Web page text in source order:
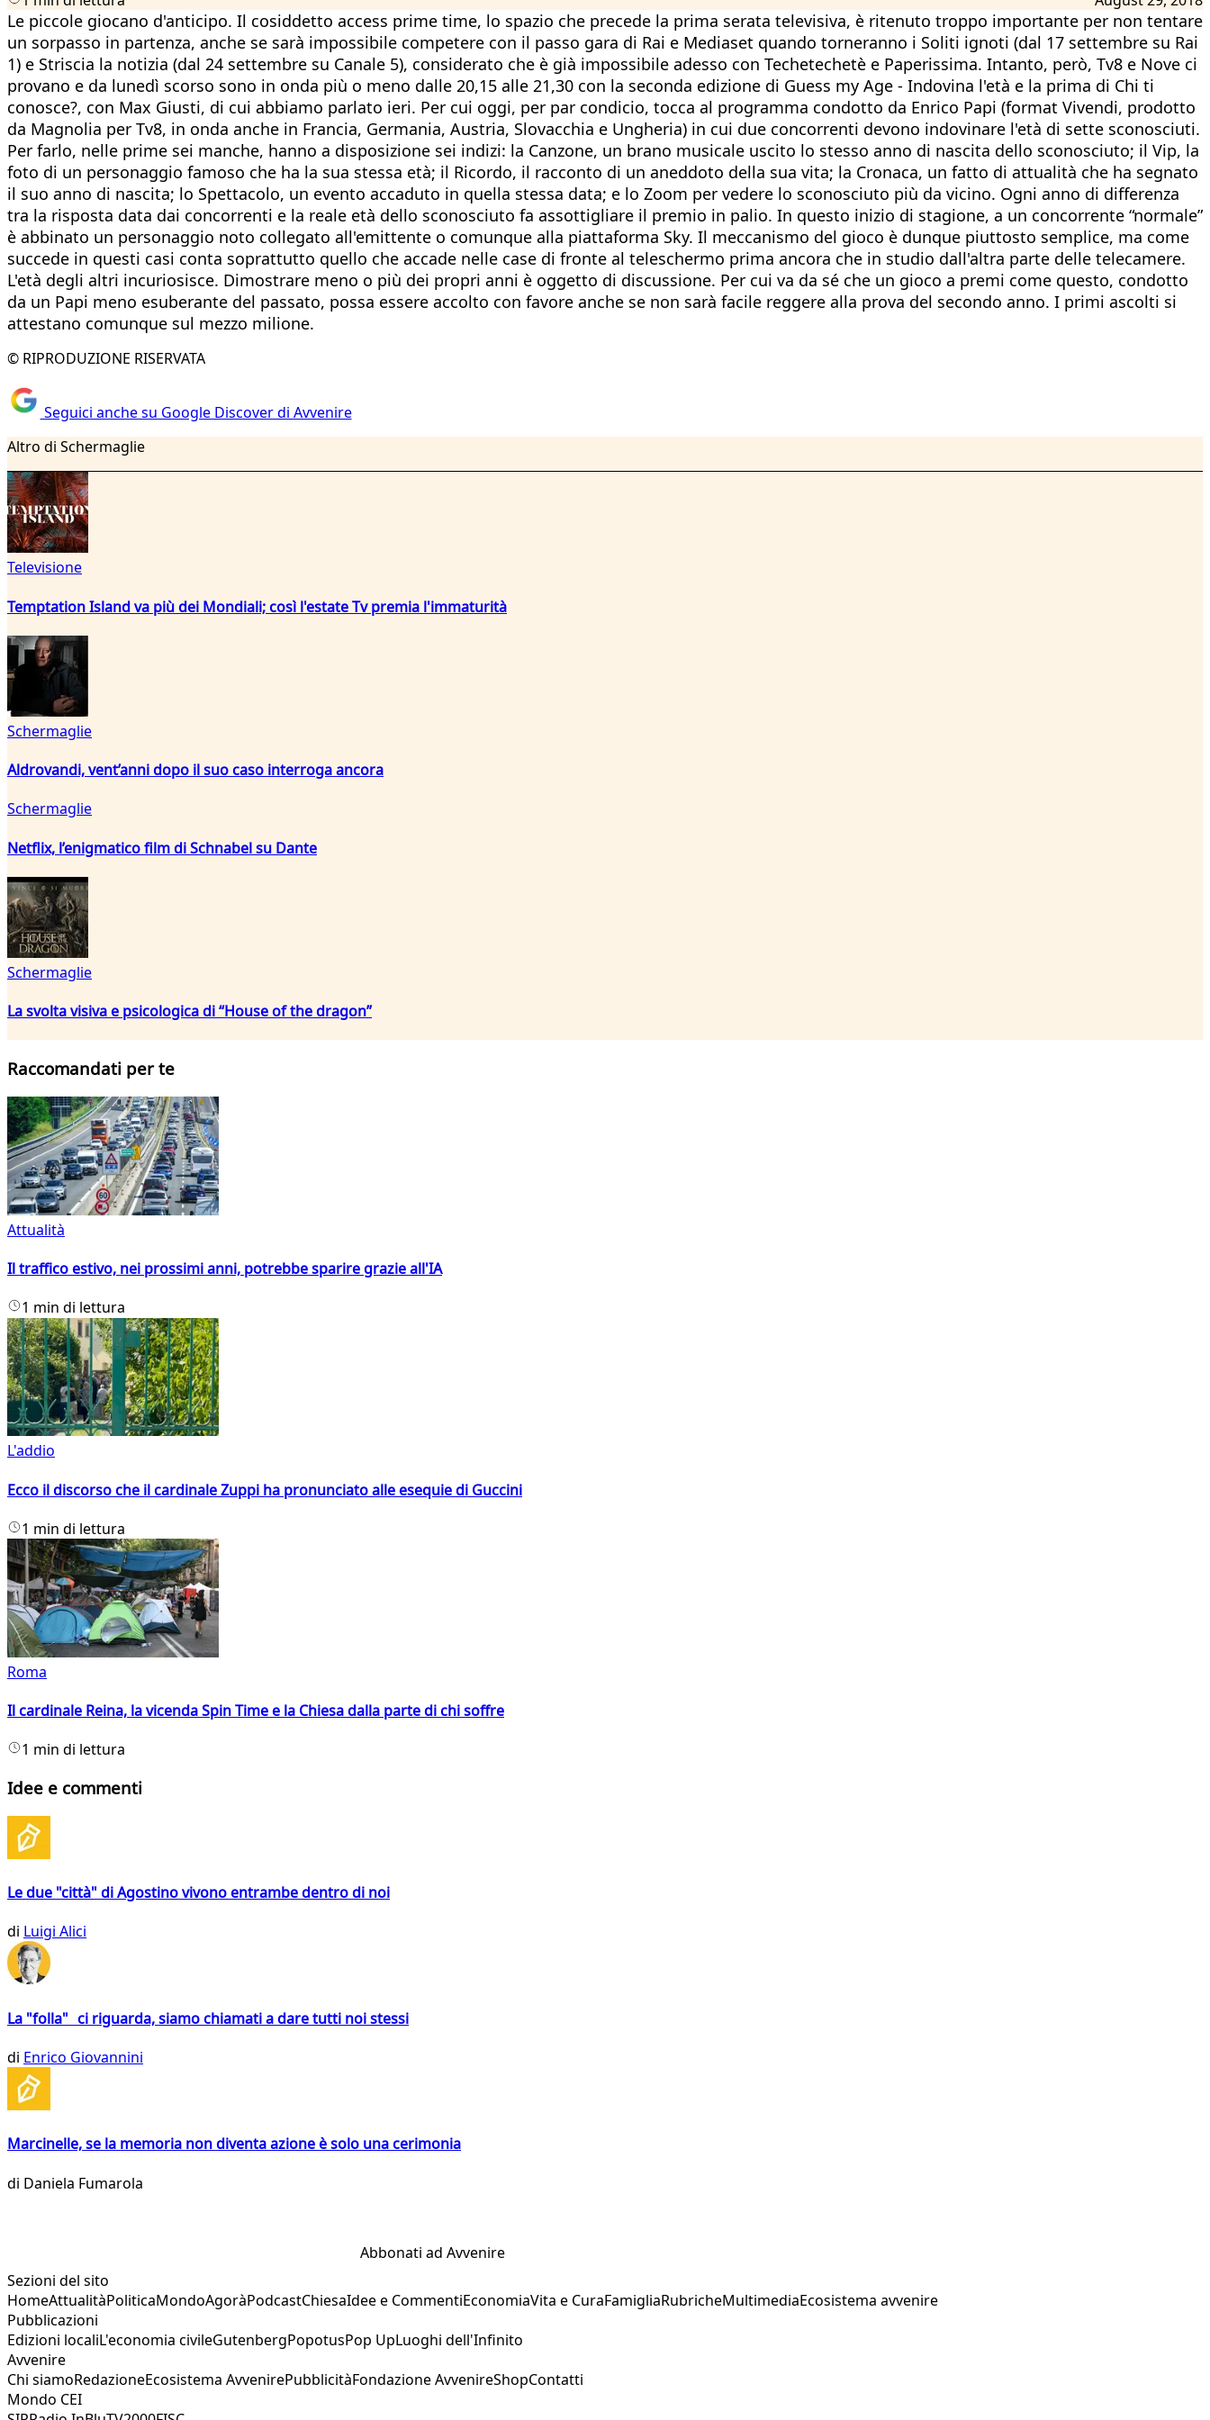
Le piccole giocano d'anticipo. Il cosiddetto access prime time, lo spazio che precede la prima serata televisiva, è ritenuto troppo importante per non tentare
un sorpasso in partenza, anche se sarà impossibile competere con il passo gara di Rai e Mediaset quando torneranno i Soliti ignoti (dal 17 settembre su Rai
1) e Striscia la notizia (dal 24 settembre su Canale 5), considerato che è già impossibile adesso con Techetechetè e Paperissima. Intanto, però, Tv8 e Nove ci
provano e da lunedì scorso sono in onda più o meno dalle 20,15 alle 21,30 con la seconda edizione di Guess my Age - Indovina l'età e la prima di Chi ti
conosce?, con Max Giusti, di cui abbiamo parlato ieri. Per cui oggi, per par condicio, tocca al programma condotto da Enrico Papi (format Vivendi, prodotto
da Magnolia per Tv8, in onda anche in Francia, Germania, Austria, Slovacchia e Ungheria) in cui due concorrenti devono indovinare l'età di sette sconosciuti.
Per farlo, nelle prime sei manche, hanno a disposizione sei indizi: la Canzone, un brano musicale uscito lo stesso anno di nascita dello sconosciuto; il Vip, la
foto di un personaggio famoso che ha la sua stessa età; il Ricordo, il racconto di un aneddoto della sua vita; la Cronaca, un fatto di attualità che ha segnato
il suo anno di nascita; lo Spettacolo, un evento accaduto in quella stessa data; e lo Zoom per vedere lo sconosciuto più da vicino. Ogni anno di differenza
tra la risposta data dai concorrenti e la reale età dello sconosciuto fa assottigliare il premio in palio. In questo inizio di stagione, a un concorrente “normale”
è abbinato un personaggio noto collegato all'emittente o comunque alla piattaforma Sky. Il meccanismo del gioco è dunque piuttosto semplice, ma come
succede in questi casi conta soprattutto quello che accade nelle case di fronte al teleschermo prima ancora che in studio dall'altra parte delle telecamere.
L'età degli altri incuriosisce. Dimostrare meno o più dei propri anni è oggetto di discussione. Per cui va da sé che un gioco a premi come questo, condotto
da un Papi meno esuberante del passato, possa essere accolto con favore anche se non sarà facile reggere alla prova del secondo anno. I primi ascolti si
attestano comunque sul mezzo milione.
© RIPRODUZIONE RISERVATA
Seguici anche su Google Discover di Avvenire
Altro di Schermaglie
Televisione
Temptation Island va più dei Mondiali; così l'estate Tv premia l'immaturità
Schermaglie
Aldrovandi, vent’anni dopo il suo caso interroga ancora
Schermaglie
Netflix, l’enigmatico film di Schnabel su Dante
Schermaglie
La svolta visiva e psicologica di “House of the dragon”
Raccomandati per te
Attualità
Il traffico estivo, nei prossimi anni, potrebbe sparire grazie all'IA
1 min di lettura
L'addio
Ecco il discorso che il cardinale Zuppi ha pronunciato alle esequie di Guccini
1 min di lettura
Roma
Il cardinale Reina, la vicenda Spin Time e la Chiesa dalla parte di chi soffre
1 min di lettura
Idee e commenti
Le due "città" di Agostino vivono entrambe dentro di noi
di Luigi Alici
La "folla" ci riguarda, siamo chiamati a dare tutti noi stessi
di Enrico Giovannini
Marcinelle, se la memoria non diventa azione è solo una cerimonia
di Daniela Fumarola
Abbonati ad Avvenire
Sezioni del sito
HomeAttualitàPoliticaMondoAgoràPodcastChiesaIdee e CommentiEconomiaVita e CuraFamigliaRubricheMultimediaEcosistema avvenire
Pubblicazioni
Edizioni localiL'economia civileGutenbergPopotusPop UpLuoghi dell'Infinito
Avvenire
Chi siamoRedazioneEcosistema AvvenirePubblicitàFondazione AvvenireShopContatti
Mondo CEI